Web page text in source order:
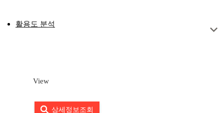
활용도 분석
View
상세정보조회